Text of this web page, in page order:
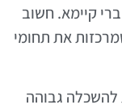
קיימא. חשוב
את תחומי
להשכלה גבוהה